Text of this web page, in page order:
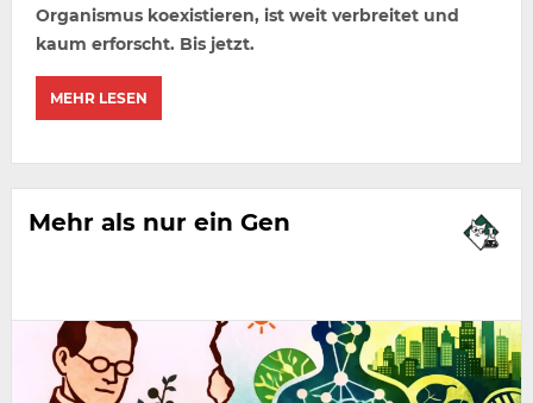
Organismus koexistieren, ist weit verbreitet und
kaum erforscht. Bis jetzt.
MEHR LESEN
Mehr als nur ein Gen